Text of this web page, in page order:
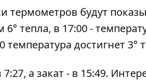
термометров будут
тепла, в 17:00 -
температура достигнет 3°
а закат - в 15:49.